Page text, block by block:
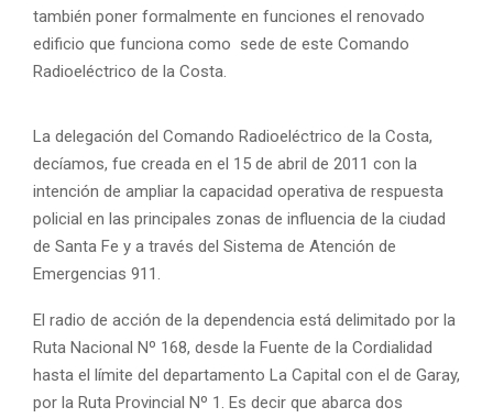
también poner formalmente en funciones el renovado
edificio que funciona como sede de este Comando
Radioeléctrico de la Costa.
La delegación del Comando Radioeléctrico de la Costa,
decíamos, fue creada en el 15 de abril de 2011 con la
intención de ampliar la capacidad operativa de respuesta
policial en las principales zonas de influencia de la ciudad
de Santa Fe y a través del Sistema de Atención de
Emergencias 911.
El radio de acción de la dependencia está delimitado por la
Ruta Nacional Nº 168, desde la Fuente de la Cordialidad
hasta el límite del departamento La Capital con el de Garay,
por la Ruta Provincial Nº 1. Es decir que abarca dos